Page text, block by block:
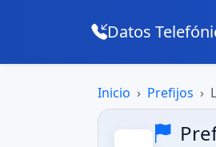
Datos
Inicio Prefijos